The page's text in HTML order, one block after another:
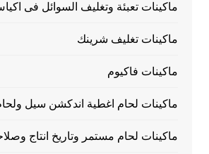
ماكينات تعبئة وتغليف السوائل فى
ماكينات تغليف شرينك
ماكينات فاكيوم
ماكينات لحام اغطية اندكشن سيل
ماكينات لحام مستمر وتاريخ انتاج